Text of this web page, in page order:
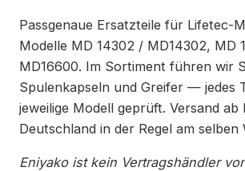
Passgenaue Ersatzteile für Lifetec-
Modelle MD 14302 / MD14302, MD
MD16600. Im Sortiment führen wir
Spulenkapseln und Greifer — jedes
jeweilige Modell geprüft. Versand ab
Deutschland in der Regel am selben
Eniyako ist kein Vertragshändler